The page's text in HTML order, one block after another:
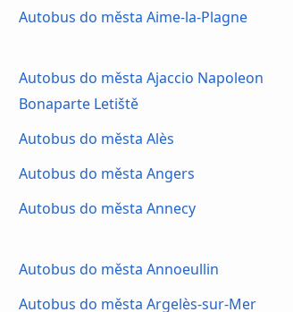
Autobus do města Aime-la-Plagne
Autobus do města Ajaccio Napoleon
Bonaparte Letiště
Autobus do města Alès
Autobus do města Angers
Autobus do města Annecy
Autobus do města Annoeullin
Autobus do města Argelès-sur-Mer